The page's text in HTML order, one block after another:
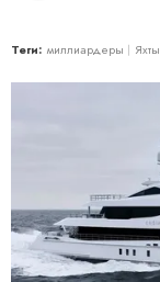
Теги: миллиардеры Яхты